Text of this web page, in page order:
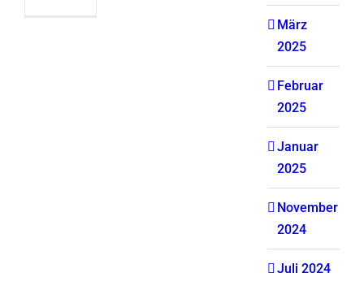
März
2025
Februar
2025
Januar
2025
November
2024
Juli 2024